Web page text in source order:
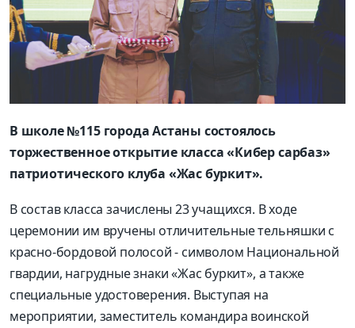
В школе №115 города Астаны состоялось
торжественное открытие класса «Кибер сарбаз»
патриотического клуба «Жас буркит».
В состав класса зачислены 23 учащихся. В ходе
церемонии им вручены отличительные тельняшки с
красно-бордовой полосой - символом Национальной
гвардии, нагрудные знаки «Жас буркит», а также
специальные удостоверения. Выступая на
мероприятии, заместитель командира воинской